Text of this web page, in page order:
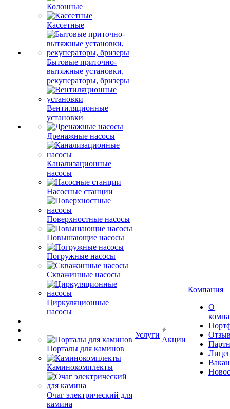
Колонные
Кассетные
Бытовые приточно-
вытяжные установки,
рекуператоры, бризеры
Вентиляционные
установки
Дренажные насосы
Канализационные
насосы
Насосные станции
Поверхностные насосы
Повышающие насосы
Погружные насосы
Скважинные насосы
Циркуляционные
насосы
Порталы для каминов
Каминокомплекты
Очаг электрический для
камина
Услуги
Акции
Компания
О